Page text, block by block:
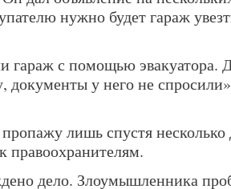
нужно будет гараж
гараж с помощью эвакуатора.
документы у него не
лишь спустя
правоохранителям.
дело. Злоумышленника